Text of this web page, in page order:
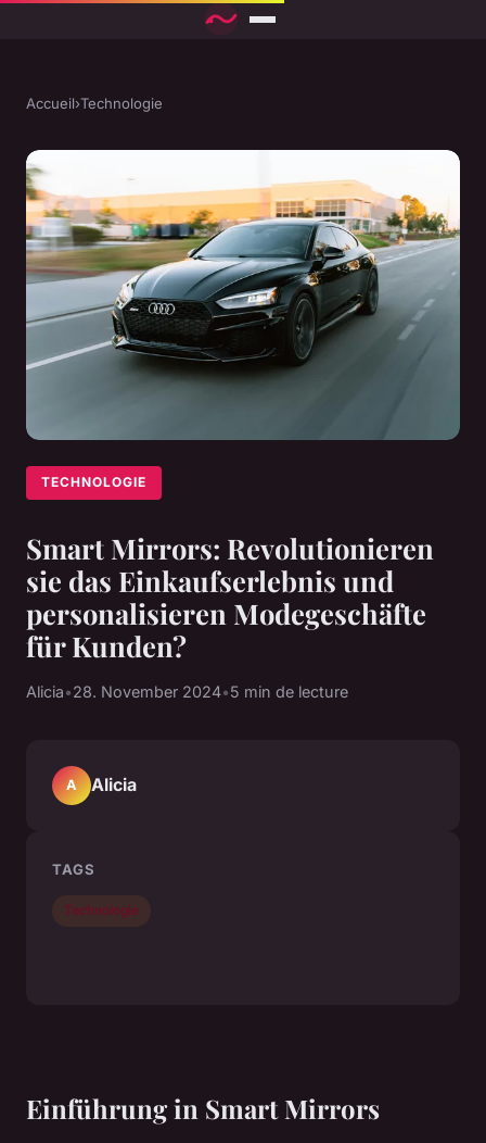
Accueil›Technologie
TECHNOLOGIE
Smart Mirrors: Revolutionieren
sie das Einkaufserlebnis und
personalisieren Modegeschäfte
für Kunden?
Alicia•28. November 2024•5 min de lecture
Einführung in Smart Mirrors
A Alicia
TAGS
Technologie